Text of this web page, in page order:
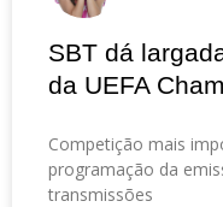
SBT dá
da UEFA
Competição mais
programação da
transmissões